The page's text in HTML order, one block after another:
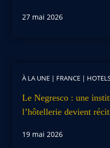
27 mai 2026
À LA UNE | FRANCE |
Le Negresco : une
l’hôtellerie devient récit
19 mai 2026